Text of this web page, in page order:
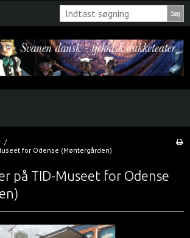
Søg
/
for Odense (Møntergården)
på TID-Museet for Odense